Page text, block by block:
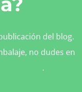
del blog.
no dudes en
.